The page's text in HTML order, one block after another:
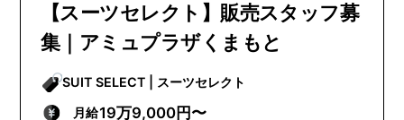
【スーツセレクト】販売スタッフ募
集｜アミュプラザくまもと
SUIT SELECT | スーツセレクト
月給19万9,000円〜